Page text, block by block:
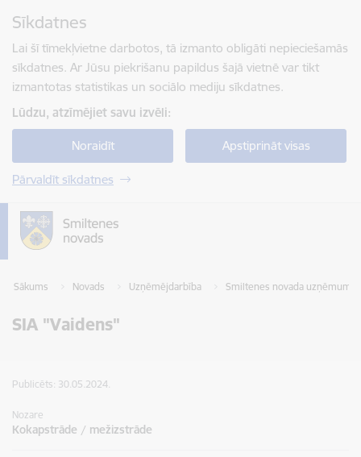
Sīkdatnes
Lai šī tīmekļvietne darbotos, tā izmanto obligāti nepieciešamās
sīkdatnes. Ar Jūsu piekrišanu papildus šajā vietnē var tikt
izmantotas statistikas un sociālo mediju sīkdatnes.
Lūdzu, atzīmējiet savu izvēli:
Noraidīt Apstiprināt visas
Pārvaldīt sīkdatnes
Sākums Novads Uzņēmējdarbība Smiltenes novada uzņēmumu
SIA "Vaidens"
Publicēts: 30.05.2024.
Nozare
Kokapstrāde / mežizstrāde